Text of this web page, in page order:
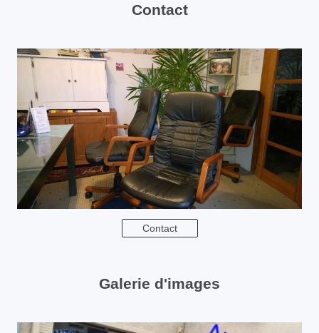
Contact
Contact
Galerie d'images